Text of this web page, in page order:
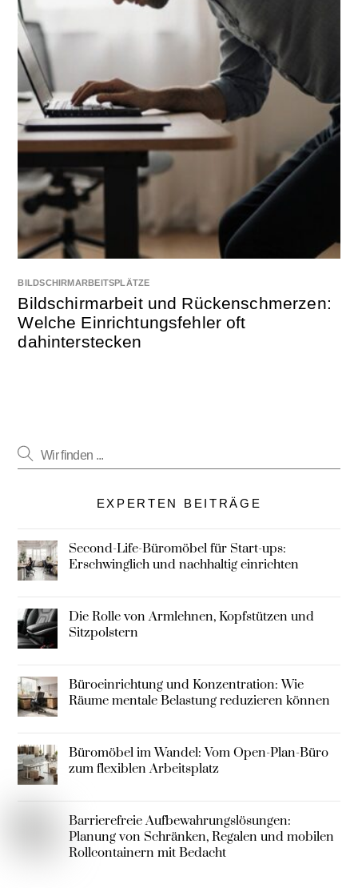
BILDSCHIRMARBEITSPLÄTZE
Bildschirmarbeit und Rückenschmerzen:
Welche Einrichtungsfehler oft
dahinterstecken
EXPERTEN BEITRÄGE
Second-Life-Büromöbel für Start-ups:
Erschwinglich und nachhaltig einrichten
Die Rolle von Armlehnen, Kopfstützen und
Sitzpolstern
Büroeinrichtung und Konzentration: Wie
Räume mentale Belastung reduzieren können
Büromöbel im Wandel: Vom Open-Plan-Büro
zum flexiblen Arbeitsplatz
Barrierefreie Aufbewahrungslösungen:
Planung von Schränken, Regalen und mobilen
Rollcontainern mit Bedacht